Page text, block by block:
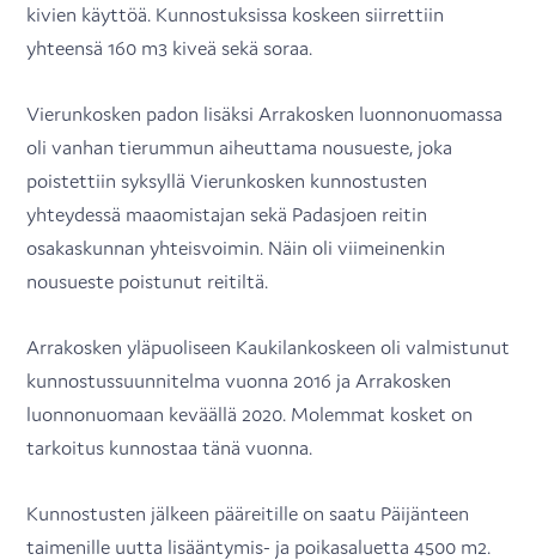
kivien käyttöä. Kunnostuksissa koskeen siirrettiin
yhteensä 160 m3 kiveä sekä soraa.
Vierunkosken padon lisäksi Arrakosken luonnonuomassa
oli vanhan tierummun aiheuttama nousueste, joka
poistettiin syksyllä Vierunkosken kunnostusten
yhteydessä maaomistajan sekä Padasjoen reitin
osakaskunnan yhteisvoimin. Näin oli viimeinenkin
nousueste poistunut reitiltä.
Arrakosken yläpuoliseen Kaukilankoskeen oli valmistunut
kunnostussuunnitelma vuonna 2016 ja Arrakosken
luonnonuomaan keväällä 2020. Molemmat kosket on
tarkoitus kunnostaa tänä vuonna.
Kunnostusten jälkeen pääreitille on saatu Päijänteen
taimenille uutta lisääntymis- ja poikasaluetta 4500 m2.